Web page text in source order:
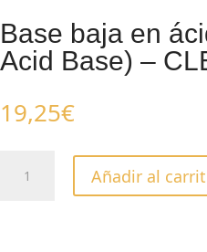
Base baja en
Acid Base) –
19,25€
Añadir al